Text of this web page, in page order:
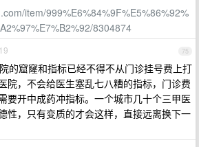
item/999%E6%84%9F%E5%86%92%
8304874
75
的窟窿和指标已经不得不从门诊挂号费上打
院，不会给医生塞乱七八糟的指标，门诊费
要开中成药冲指标。一个城市几十个三甲医
性，只有变质的才会这样，直接远离换下一